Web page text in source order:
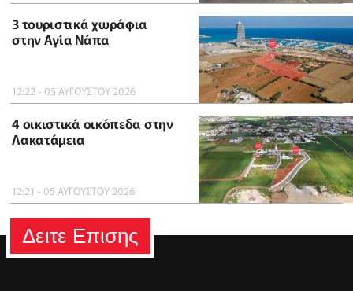
3 τουριστικά χωράφια
στην Αγία Νάπα
12:22 - 05 ΑΥΓΟΥΣΤΟΥ 2026
4 οικιστικά οικόπεδα στην
Λακατάμεια
12:21 - 05 ΑΥΓΟΥΣΤΟΥ 2026
Δειτε Επισης